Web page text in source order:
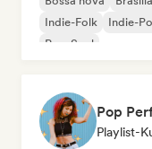
Indie-Folk
Indie-
Pop-Soul
Pop
Playlist-